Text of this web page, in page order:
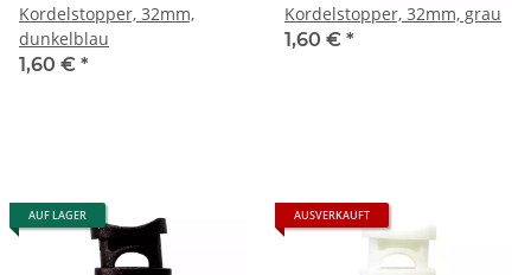
Kordelstopper, 32mm,
dunkelblau
1,60 € *
Kordelstopper, 32mm, grau
1,60 € *
AUF LAGER AUSVERKAUFT